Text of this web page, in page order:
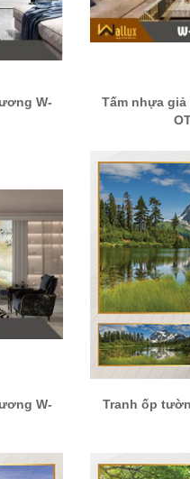
W-
Tấm nhựa
W-
Tranh ốp